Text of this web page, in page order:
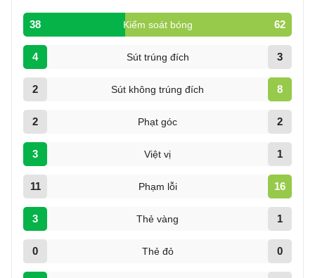
38 Kiểm soát bóng 62
4 Sút trúng đích 3
2 Sút không trúng đích 8
2 Phạt góc 2
3 Việt vị 1
11 Phạm lỗi 16
3 Thẻ vàng 1
0 Thẻ đỏ 0